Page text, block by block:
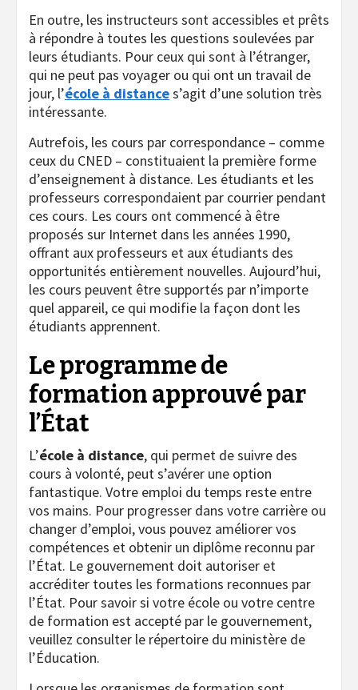
En outre, les instructeurs sont accessibles et prêts
à répondre à toutes les questions soulevées par
leurs étudiants. Pour ceux qui sont à l’étranger,
qui ne peut pas voyager ou qui ont un travail de
jour, l’école à distances’agit d’une solution très
intéressante.
Autrefois, les cours par correspondance – comme
ceux du CNED – constituaient la première forme
d’enseignement à distance. Les étudiants et les
professeurs correspondaient par courrier pendant
ces cours. Les cours ont commencé à être
proposés sur Internet dans les années 1990,
offrant aux professeurs et aux étudiants des
opportunités entièrement nouvelles. Aujourd’hui,
les cours peuvent être supportés par n’importe
quel appareil, ce qui modifie la façon dont les
étudiants apprennent.
Le programme de
formation approuvé par
l’État
L’école à distance, qui permet de suivre des
cours à volonté, peut s’avérer une option
fantastique. Votre emploi du temps reste entre
vos mains. Pour progresser dans votre carrière ou
changer d’emploi, vous pouvez améliorer vos
compétences et obtenir un diplôme reconnu par
l’État. Le gouvernement doit autoriser et
accréditer toutes les formations reconnues par
l’État. Pour savoir si votre école ou votre centre
de formation est accepté par le gouvernement,
veuillez consulter le répertoire du ministère de
l’Éducation.